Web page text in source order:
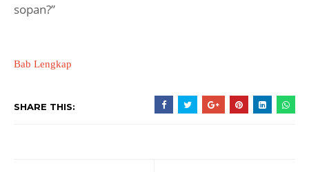
sopan?”
Bab Lengkap
SHARE THIS: